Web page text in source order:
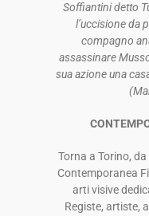
Soffiantini detto
l’uccisione da
compagno
assassinare
sua azione una
Torna a Torino,
Contemporanea
arti visive
Registe, artiste,